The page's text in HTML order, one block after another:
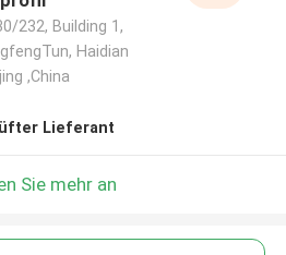
232, Building 1,
Haidian
,China
Lieferant
Sie mehr an